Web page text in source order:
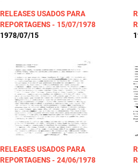
RELEASES USADOS PARA
REPORTAGENS - 15/07/1978
1978/07/15
RELEASES USADOS PARA
REPORTAGENS - 24/06/1978